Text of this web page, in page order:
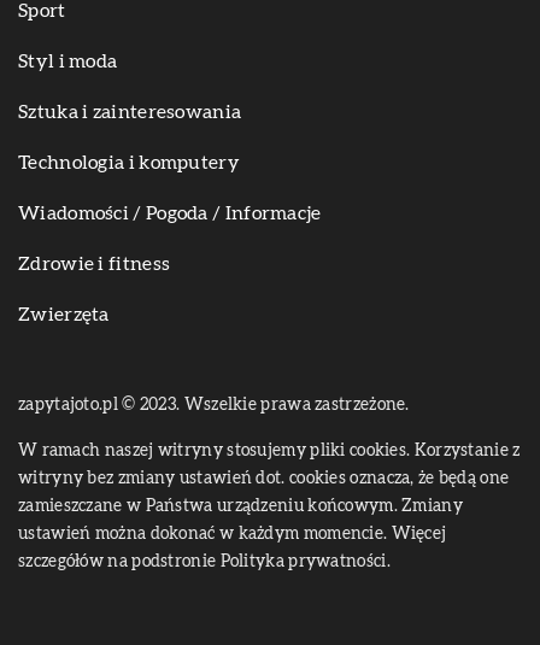
Sport
Styl i moda
Sztuka i zainteresowania
Technologia i komputery
Wiadomości / Pogoda / Informacje
Zdrowie i fitness
Zwierzęta
zapytajoto.pl © 2023. Wszelkie prawa zastrzeżone.
W ramach naszej witryny stosujemy pliki cookies. Korzystanie z
witryny bez zmiany ustawień dot. cookies oznacza, że będą one
zamieszczane w Państwa urządzeniu końcowym. Zmiany
ustawień można dokonać w każdym momencie. Więcej
szczegółów na podstronie Polityka prywatności.